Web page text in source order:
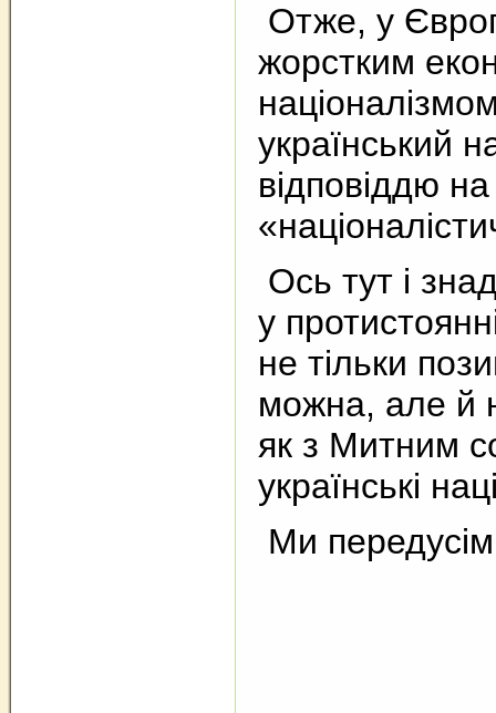
Отже, у
жорстким
український
відповіддю
Ось тут і
у
не тільки
можна, але й
як з Митним
українські
Ми передусім